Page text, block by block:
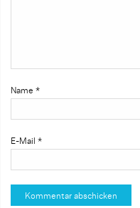
Name *
E-Mail *